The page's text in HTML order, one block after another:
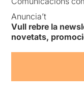
Anuncia’t
Vull rebre la
novetats,